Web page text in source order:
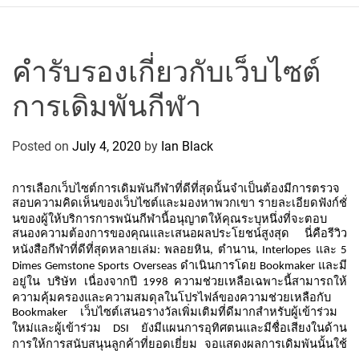
o
l
C
c
l
i
n
g
T
e
a
m
คำรับรองเกี่ยวกับเว็บไซต์
การเดิมพันกีฬา
Posted on July 4, 2020 by Ian Black
การเลือกเว็บไซต์การเดิมพันกีฬาที่ดีที่สุดนั้นจำเป็นต้องมีการตรวจ
สอบความคิดเห็นของเว็บไซต์และมองหาพวกเขา รายละเอียดฟังก์ชั่
นของผู้ให้บริการการพนันกีฬานี้อนุญาตให้คุณระบุหนึ่งที่จะตอบ
สนองความต้องการของคุณและเสนอผลประโยชน์สูงสุด
นี่คือรีวิว
หนังสือกีฬาที่ดีที่สุดหลายเล่ม:พลอยหิน, ตำนาน, Interlopes และ 5
Dimes Gemstone Sports Overseas ดำเนินการโดย Bookmaker และมี
อยู่ใน บริษัท เนื่องจากปี 1998 ความช่วยเหลือเฉพาะนี้สามารถให้
ความคุ้มครองและความสมดุลในโปรไฟล์ของความช่วยเหลือกับ
Bookmaker เว็บไซต์เสนอรางวัลเพิ่มเติมที่ดีมากสำหรับผู้เข้าร่วม
ใหม่และผู้เข้าร่วม DSI ยังมีแผนการอุทิศตนและมีชื่อเสียงในด้าน
การให้การสนับสนุนลูกค้าที่ยอดเยี่ยม
จอแสดงผลการเดิมพันนั้นใช้